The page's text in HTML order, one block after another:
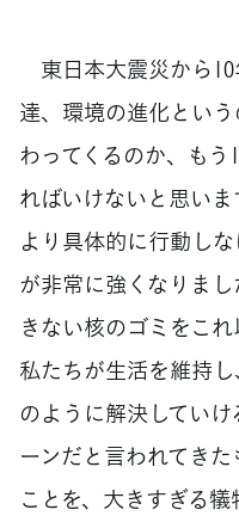
東日本大震災から
達、環境の進化とい
わってくるのか、も
ればいけないと思いま
より具体的に行動し
が非常に強くなりま
きない核のゴミをこれ
私たちが生活を維持
のように解決してい
ーンだと言われてき
ことを、大きすぎる